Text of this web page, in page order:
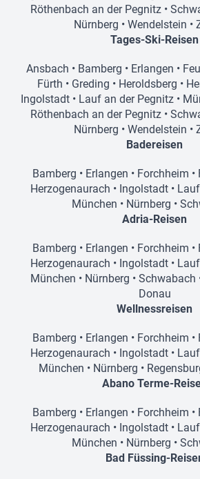
Röthenbach an der Pegnitz •
Nürnberg • Wendelstein •
Tages-Ski-Reisen
Ansbach • Bamberg • Erlangen •
Fürth • Greding • Heroldsberg •
Ingolstadt • Lauf an der Pegnitz •
Röthenbach an der Pegnitz •
Nürnberg • Wendelstein •
Badereisen
Bamberg • Erlangen • Forchheim •
Herzogenaurach • Ingolstadt •
München • Nürnberg •
Adria-Reisen
Bamberg • Erlangen • Forchheim •
Herzogenaurach • Ingolstadt •
München • Nürnberg • Schwabach
Donau
Wellnessreisen
Bamberg • Erlangen • Forchheim •
Herzogenaurach • Ingolstadt •
München • Nürnberg •
Abano Terme-
Bamberg • Erlangen • Forchheim •
Herzogenaurach • Ingolstadt •
München • Nürnberg •
Bad Füssing-